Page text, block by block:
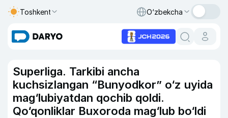
Toshkent O‘zbekcha
Superliga. Tarkibi ancha
kuchsizlangan “Bunyodkor” o‘z uyida
mag‘lubiyatdan qochib qoldi.
Qo‘qonliklar Buxoroda mag‘lub bo‘ldi